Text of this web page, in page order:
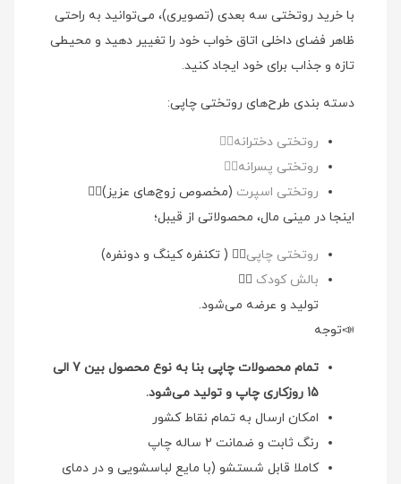
با خرید روتختی سه بعدی (تصویری)، می‌توانید به راحتی
ظاهر فضای داخلی اتاق خواب خود را تغییر دهید و محیطی
تازه و جذاب برای خود ایجاد کنید.
دسته بندی طرح‌های روتختی چاپی:
روتختی دخترانه👉🏻
روتختی پسرانه👉🏻
روتختی اسپرت (مخصوص زوج‌های عزیز)👉🏻
اینجا در مینی مال، محصولاتی از قیبل؛
روتختی چاپی👉🏻 ( تکنفره کینگ و دونفره)
بالش کودک 👉🏻
تولید و عرضه می‌شود.
📣توجه
تمام محصولات چاپی بنا به نوع محصول بین 7 الی
15 روزکاری چاپ و تولید می‌شود.
امکان ارسال به تمام نقاط کشور
رنگ ثابت و ضمانت 2 ساله چاپ
کاملا قابل شستشو (با مایع لباسشویی و در دمای